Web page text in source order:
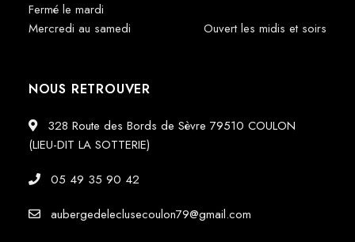
Fermé le mardi
Mercredi au samedi
Ouvert les midis et soirs
NOUS RETROUVER
328 Route des Bords de Sèvre 79510 COULON
(LIEU-DIT LA SOTTERIE)
05 49 35 90 42
aubergedeleclusecoulon79@gmail.com